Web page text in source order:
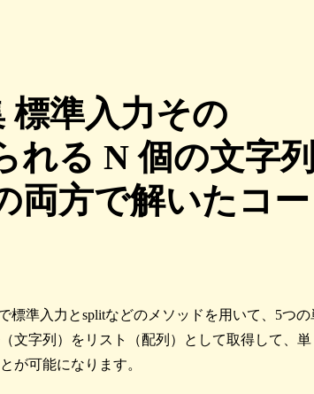
標準入力その
れる N 個の文字
両方で解いたコー
標準入力とsplitなどのメソッドを用いて、5つの
文字列）をリスト（配列）として取得して、単
が可能になります。